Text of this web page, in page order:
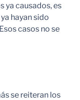
ya causados, es
hayan sido
casos no se
se reiteran los